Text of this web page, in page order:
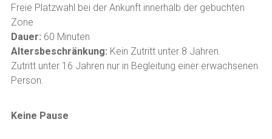
Freie Platzwahl bei der Ankunft innerhalb der gebuchten
Zone
Dauer: 60 Minuten
Altersbeschränkung: Kein Zutritt unter 8 Jahren.
Zutritt unter 16 Jahren nur in Begleitung einer erwachsenen
Person.
Keine Pause